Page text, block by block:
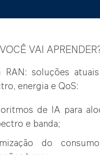
VAI
RAN: soluções
energia e QoS:
de IA para
e banda;
do